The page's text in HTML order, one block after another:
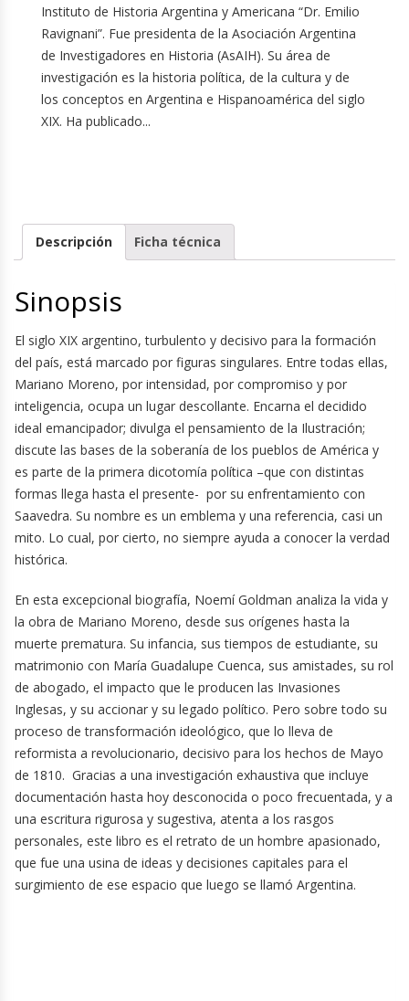
Instituto de Historia Argentina y Americana “Dr. Emilio
Ravignani”. Fue presidenta de la Asociación Argentina
de Investigadores en Historia (AsAIH). Su área de
investigación es la historia política, de la cultura y de
los conceptos en Argentina e Hispanoamérica del siglo
XIX. Ha publicado...
Descripción Ficha técnica
Sinopsis
El siglo XIX argentino, turbulento y decisivo para la formación
del país, está marcado por figuras singulares. Entre todas ellas,
Mariano Moreno, por intensidad, por compromiso y por
inteligencia, ocupa un lugar descollante. Encarna el decidido
ideal emancipador; divulga el pensamiento de la Ilustración;
discute las bases de la soberanía de los pueblos de América y
es parte de la primera dicotomía política –que con distintas
formas llega hasta el presente- por su enfrentamiento con
Saavedra. Su nombre es un emblema y una referencia, casi un
mito. Lo cual, por cierto, no siempre ayuda a conocer la verdad
histórica.
En esta excepcional biografía, Noemí Goldman analiza la vida y
la obra de Mariano Moreno, desde sus orígenes hasta la
muerte prematura. Su infancia, sus tiempos de estudiante, su
matrimonio con María Guadalupe Cuenca, sus amistades, su rol
de abogado, el impacto que le producen las Invasiones
Inglesas, y su accionar y su legado político. Pero sobre todo su
proceso de transformación ideológico, que lo lleva de
reformista a revolucionario, decisivo para los hechos de Mayo
de 1810. Gracias a una investigación exhaustiva que incluye
documentación hasta hoy desconocida o poco frecuentada, y a
una escritura rigurosa y sugestiva, atenta a los rasgos
personales, este libro es el retrato de un hombre apasionado,
que fue una usina de ideas y decisiones capitales para el
surgimiento de ese espacio que luego se llamó Argentina.